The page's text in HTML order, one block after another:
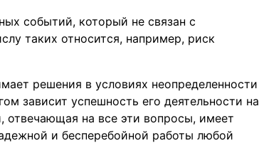
событий, который не связан с
таких относится, например, риск
решения в условиях неопределенности
зависит успешность его деятельности на
отвечающая на все эти вопросы, имеет
и бесперебойной работы любой